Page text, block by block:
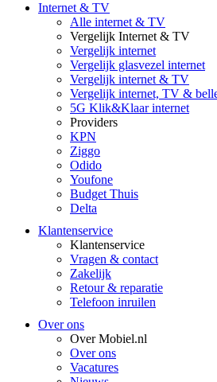
Internet & TV
Alle internet & TV
Vergelijk Internet & TV
Vergelijk internet
Vergelijk glasvezel internet
Vergelijk internet & TV
Vergelijk internet, TV &
5G Klik&Klaar internet
Providers
KPN
Ziggo
Odido
Youfone
Budget Thuis
Delta
Klantenservice
Klantenservice
Vragen & contact
Zakelijk
Retour & reparatie
Telefoon inruilen
Over ons
Over Mobiel.nl
Over ons
Vacatures